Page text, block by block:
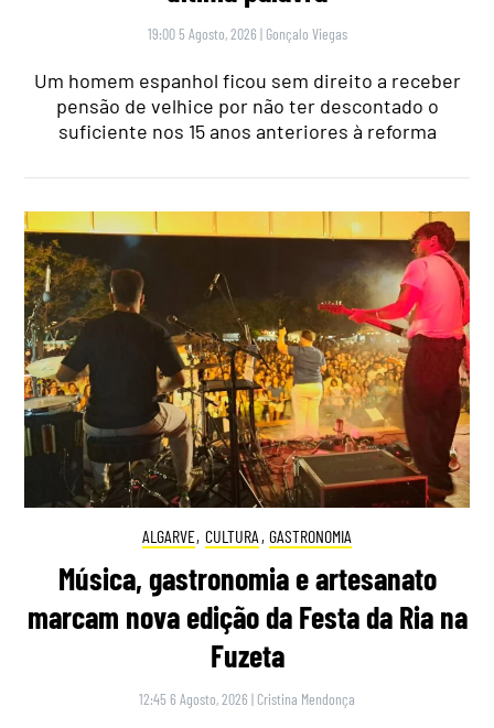
19:00 5 Agosto, 2026 | Gonçalo Viegas
Um homem espanhol ficou sem direito a receber
pensão de velhice por não ter descontado o
suficiente nos 15 anos anteriores à reforma
ALGARVE, CULTURA , GASTRONOMIA
Música, gastronomia e artesanato
marcam nova edição da Festa da Ria na
Fuzeta
12:45 6 Agosto, 2026 | Cristina Mendonça